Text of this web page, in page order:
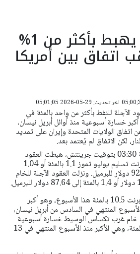
النفط يهبط بأكثر من 1%
اتفاق بين أمريكا
اخر تحديث: 29-05-2026 05:01:05
الآجلة للنفط بأكثر من واحد بالمئة في
خسارة أسبوعية منذ أوائل أبريل نيسان،
اتفاق الولايات المتحدة وإيران على تمديد
لكن الاتفاق لم يُعتمد بعد.
بحلول الساعة 03:30 بتوقيت جرينتش، هبطت العقود
الآجلة لخام برنت تسليم يوليو تموز 1.1 بالمئة أو 1.04
دولار إلى 92.67 دولار للبرميل. ونزلت العقود الآجلة للخام
وتراجع خام برنت 10.5 بالمئة هذا الأسبوع، وهو أكبر
المنتهي في السادس من أبريل نيسان،
غرب تكساس الوسيط خسارة أسبوعية
نسبتها 9.2 بالمئة، وهي الأكبر منذ الأسبوع المنتهي في 13